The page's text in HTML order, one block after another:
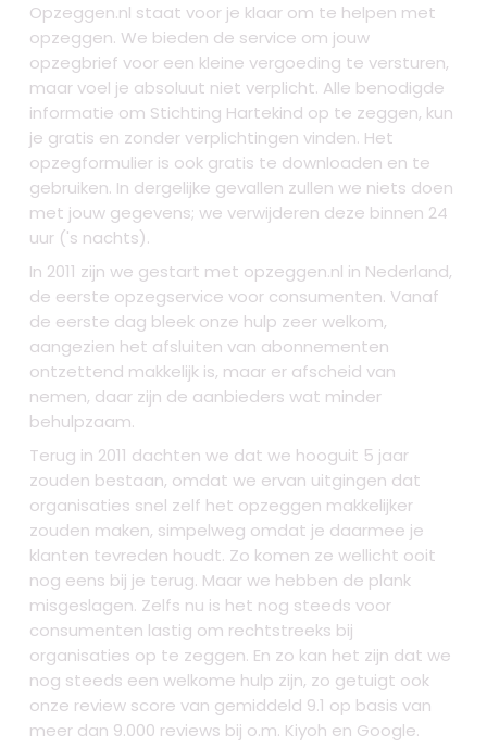
Opzeggen.nl staat voor je klaar om te helpen met
opzeggen. We bieden de service om jouw
opzegbrief voor een kleine vergoeding te versturen,
maar voel je absoluut niet verplicht. Alle benodigde
informatie om Stichting Hartekind op te zeggen, kun
je gratis en zonder verplichtingen vinden. Het
opzegformulier is ook gratis te downloaden en te
gebruiken. In dergelijke gevallen zullen we niets doen
met jouw gegevens; we verwijderen deze binnen 24
uur ('s nachts).
In 2011 zijn we gestart met opzeggen.nl in Nederland,
de eerste opzegservice voor consumenten. Vanaf
de eerste dag bleek onze hulp zeer welkom,
aangezien het afsluiten van abonnementen
ontzettend makkelijk is, maar er afscheid van
nemen, daar zijn de aanbieders wat minder
behulpzaam.
Terug in 2011 dachten we dat we hooguit 5 jaar
zouden bestaan, omdat we ervan uitgingen dat
organisaties snel zelf het opzeggen makkelijker
zouden maken, simpelweg omdat je daarmee je
klanten tevreden houdt. Zo komen ze wellicht ooit
nog eens bij je terug. Maar we hebben de plank
misgeslagen. Zelfs nu is het nog steeds voor
consumenten lastig om rechtstreeks bij
organisaties op te zeggen. En zo kan het zijn dat we
nog steeds een welkome hulp zijn, zo getuigt ook
onze review score van gemiddeld 9.1 op basis van
meer dan 9.000 reviews bij o.m. Kiyoh en Google.